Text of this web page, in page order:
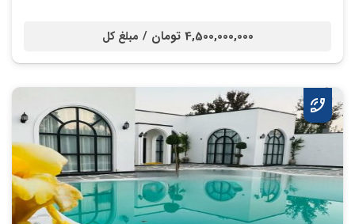
4,500,000,000 تومان / مبلغ کل